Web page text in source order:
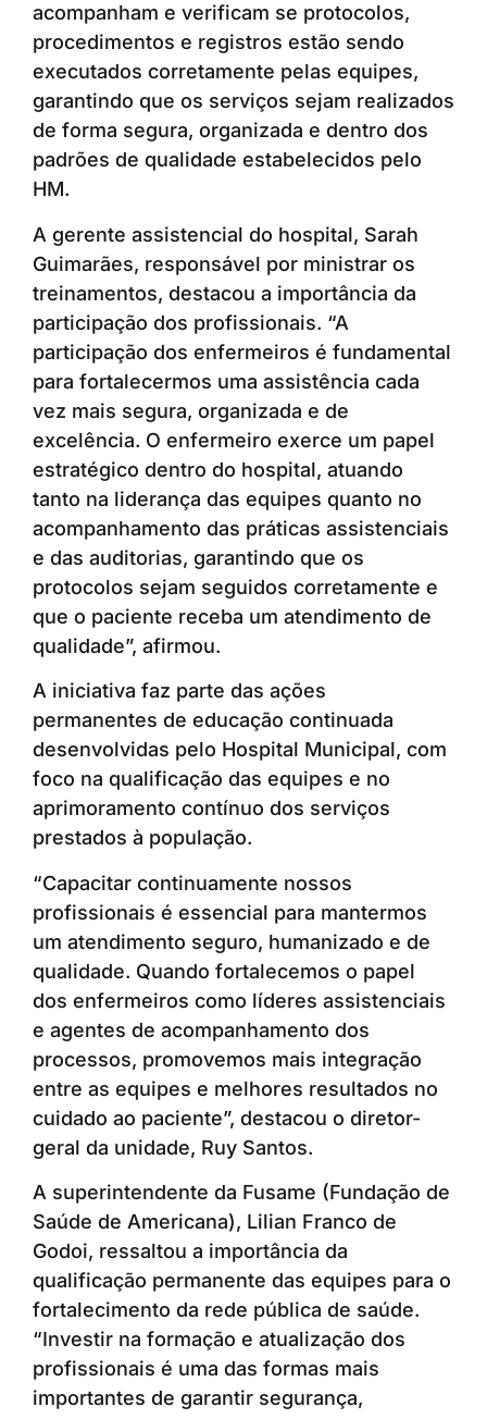
acompanham e verificam se protocolos,
procedimentos e registros estão sendo
executados corretamente pelas equipes,
garantindo que os serviços sejam realizados
de forma segura, organizada e dentro dos
padrões de qualidade estabelecidos pelo
HM.
A gerente assistencial do hospital, Sarah
Guimarães, responsável por ministrar os
treinamentos, destacou a importância da
participação dos profissionais. “A
participação dos enfermeiros é fundamental
para fortalecermos uma assistência cada
vez mais segura, organizada e de
excelência. O enfermeiro exerce um papel
estratégico dentro do hospital, atuando
tanto na liderança das equipes quanto no
acompanhamento das práticas assistenciais
e das auditorias, garantindo que os
protocolos sejam seguidos corretamente e
que o paciente receba um atendimento de
qualidade”, afirmou.
A iniciativa faz parte das ações
permanentes de educação continuada
desenvolvidas pelo Hospital Municipal, com
foco na qualificação das equipes e no
aprimoramento contínuo dos serviços
prestados à população.
“Capacitar continuamente nossos
profissionais é essencial para mantermos
um atendimento seguro, humanizado e de
qualidade. Quando fortalecemos o papel
dos enfermeiros como líderes assistenciais
e agentes de acompanhamento dos
processos, promovemos mais integração
entre as equipes e melhores resultados no
cuidado ao paciente”, destacou o diretor-
geral da unidade, Ruy Santos.
A superintendente da Fusame (Fundação de
Saúde de Americana), Lilian Franco de
Godoi, ressaltou a importância da
qualificação permanente das equipes para o
fortalecimento da rede pública de saúde.
“Investir na formação e atualização dos
profissionais é uma das formas mais
importantes de garantir segurança,